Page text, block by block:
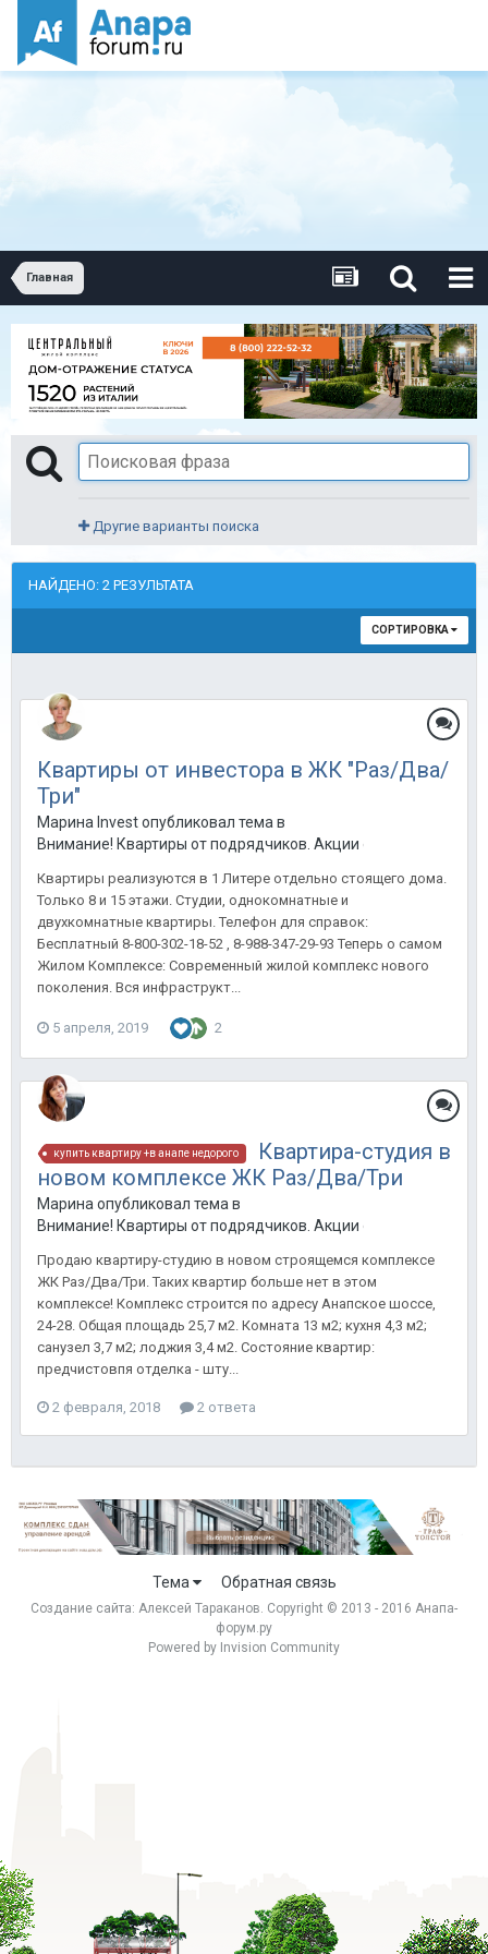
Главная
Другие варианты поиска
НАЙДЕНО: 2 РЕЗУЛЬТАТА
СОРТИРОВКА
Квартиры от инвестора в ЖК "Раз/Два/
Три"
Марина Invest опубликовал тема в
Внимание! Квартиры от подрядчиков. Акции от
Квартиры реализуются в 1 Литере отдельно стоящего дома.
Только 8 и 15 этажи. Студии, однокомнатные и
двухкомнатные квартиры. Телефон для справок:
Бесплатный 8-800-302-18-52 , 8-988-347-29-93 Теперь о самом
Жилом Комплексе: Современный жилой комплекс нового
поколения. Вся инфраструкт...
5 апреля, 2019 2
купить квартиру +в анапе недорого
Квартира-студия в
новом комплексе ЖК Раз/Два/Три
Марина опубликовал тема в
Внимание! Квартиры от подрядчиков. Акции от
Продаю квартиру-студию в новом строящемся комплексе
ЖК Раз/Два/Три. Таких квартир больше нет в этом
комплексе! Комплекс строится по адресу Анапское шоссе,
24-28. Общая площадь 25,7 м2. Комната 13 м2; кухня 4,3 м2;
санузел 3,7 м2; лоджия 3,4 м2. Состояние квартир:
предчистовпя отделка - шту...
2 февраля, 2018 2 ответа
Тема Обратная связь
Создание сайта: Алексей Тараканов . Copyright © 2013 - 2016 Анапа-
форум.ру
Powered by Invision Community